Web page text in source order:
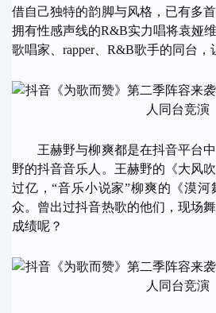
借自己独特的韵脚与风格，已有多
拥有性感声线的R&B实力唱将袁娅
歌唱家、rapper、R&B歌手的同台，
王赫野与柳爽都是在抖音平台中
野的抖音音乐人。王赫野的《大风
过亿，“音乐小说家”柳爽的《漠
众。曾出过抖音热歌的他们，现场
成绩呢？